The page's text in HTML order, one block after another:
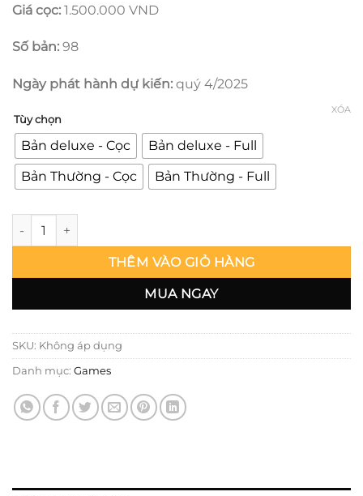
Giá cọc: 1.500.000 VND
Số bản: 98
Ngày phát hành dự kiến: quý 4/2025
Tùy chọn
Bản deluxe - Cọc
Bản deluxe - Full
Bản Thường - Cọc
Bản Thường - Full
XÓA
Azur Lane - Erotic Magic Cheshire - Alyno số lượng
THÊM VÀO GIỎ HÀNG
MUA NGAY
SKU: Không áp dụng
Danh mục: Games